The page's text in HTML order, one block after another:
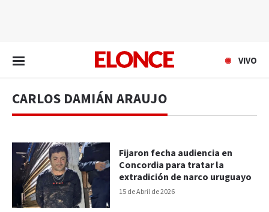
VIVO
CARLOS DAMIÁN ARAUJO
15 de Abril de 2026
Fijaron fecha audiencia en
Concordia para tratar la
extradición de narco uruguayo